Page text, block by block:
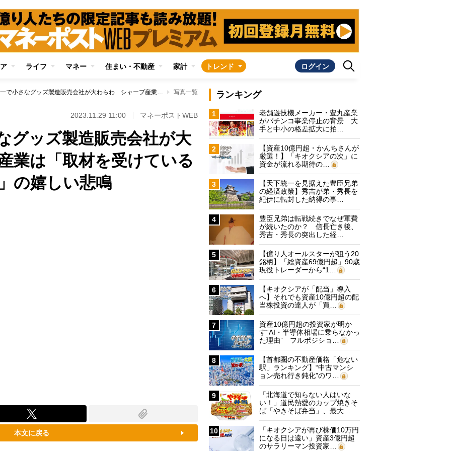
ライフ マネー 住まい・不動産 家計 トレンド ログイン
阪神日本一で小さなグッズ製造販売会社が大わらわ シャープ産業は「取材を受けている時間もありません」の嬉しい悲鳴 写真一覧
2023.11.29 11:00 マネーポストWEB
グッズ製造販売会社が大
は「取材を受けている
の嬉しい悲鳴
本文に戻る
ランキング
1
老舗遊技機メーカー・豊丸産業
がパチンコ事業停止の背景 大
手と中小の格差拡大に拍…
2
【資産10億円超・かんちさんが
厳選！】「キオクシアの次」に
資金が流れる期待の…
3
【天下統一を見据えた豊臣兄弟
の経済政策】秀吉が弟・秀長を
紀伊に転封した納得の事…
4
豊臣兄弟は転戦続きでなぜ軍費
が続いたのか？ 信長亡き後、
秀吉・秀長の突出した経…
5
【億り人オールスターが狙う20
銘柄】「総資産69億円超」90歳
現役トレーダーから“1…
6
【キオクシアが「配当」導入
へ】それでも資産10億円超の配
当株投資の達人が「買…
7
資産10億円超の投資家が明か
す“AI・半導体相場に乗らなかっ
た理由” フルポジショ…
8
【首都圏の不動産価格「危ない
駅」ランキング】“中古マンシ
ョン売れ行き鈍化”のワ…
9
「北海道で知らない人はいな
い！」道民熱愛のカップ焼きそ
ば「やきそば弁当」、最大…
10
「キオクシアが再び株価10万円
になる日は遠い」資産3億円超
のサラリーマン投資家…